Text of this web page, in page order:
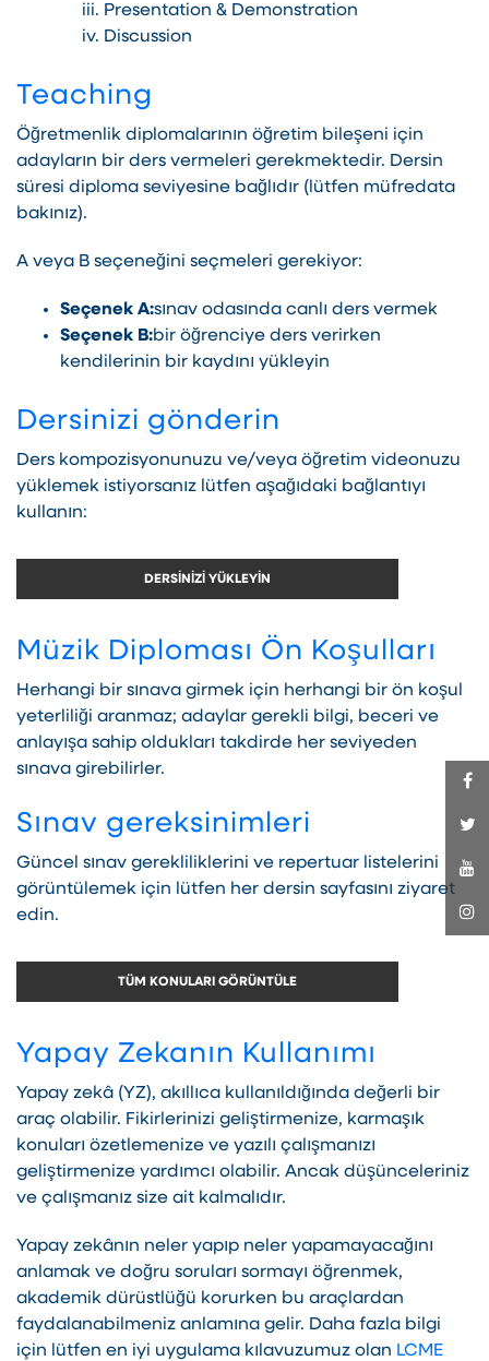
Presentation & Demonstration
Discussion
Teaching
Öğretmenlik diplomalarının öğretim bileşeni için
adayların bir ders vermeleri gerekmektedir. Dersin
süresi diploma seviyesine bağlıdır (lütfen müfredata
bakınız).
A veya B seçeneğini seçmeleri gerekiyor:
Seçenek A:sınav odasında canlı ders vermek
Seçenek B:bir öğrenciye ders verirken
kendilerinin bir kaydını yükleyin
Dersinizi gönderin
Ders kompozisyonunuzu ve/veya öğretim videonuzu
yüklemek istiyorsanız lütfen aşağıdaki bağlantıyı
kullanın:
DERSİNİZİ YÜKLEYİN
Müzik Diploması Ön Koşulları
Herhangi bir sınava girmek için herhangi bir ön koşul
yeterliliği aranmaz; adaylar gerekli bilgi, beceri ve
anlayışa sahip oldukları takdirde her seviyeden
sınava girebilirler.
Sınav gereksinimleri
Güncel sınav gerekliliklerini ve repertuar listelerini
görüntülemek için lütfen her dersin sayfasını ziyaret
edin.
TÜM KONULARI GÖRÜNTÜLE
Yapay Zekanın Kullanımı
Yapay zekâ (YZ), akıllıca kullanıldığında değerli bir
araç olabilir. Fikirlerinizi geliştirmenize, karmaşık
konuları özetlemenize ve yazılı çalışmanızı
geliştirmenize yardımcı olabilir. Ancak düşünceleriniz
ve çalışmanız size ait kalmalıdır.
Yapay zekânın neler yapıp neler yapamayacağını
anlamak ve doğru soruları sormayı öğrenmek,
akademik dürüstlüğü korurken bu araçlardan
faydalanabilmeniz anlamına gelir. Daha fazla bilgi
için lütfen en iyi uygulama kılavuzumuz olan LCME